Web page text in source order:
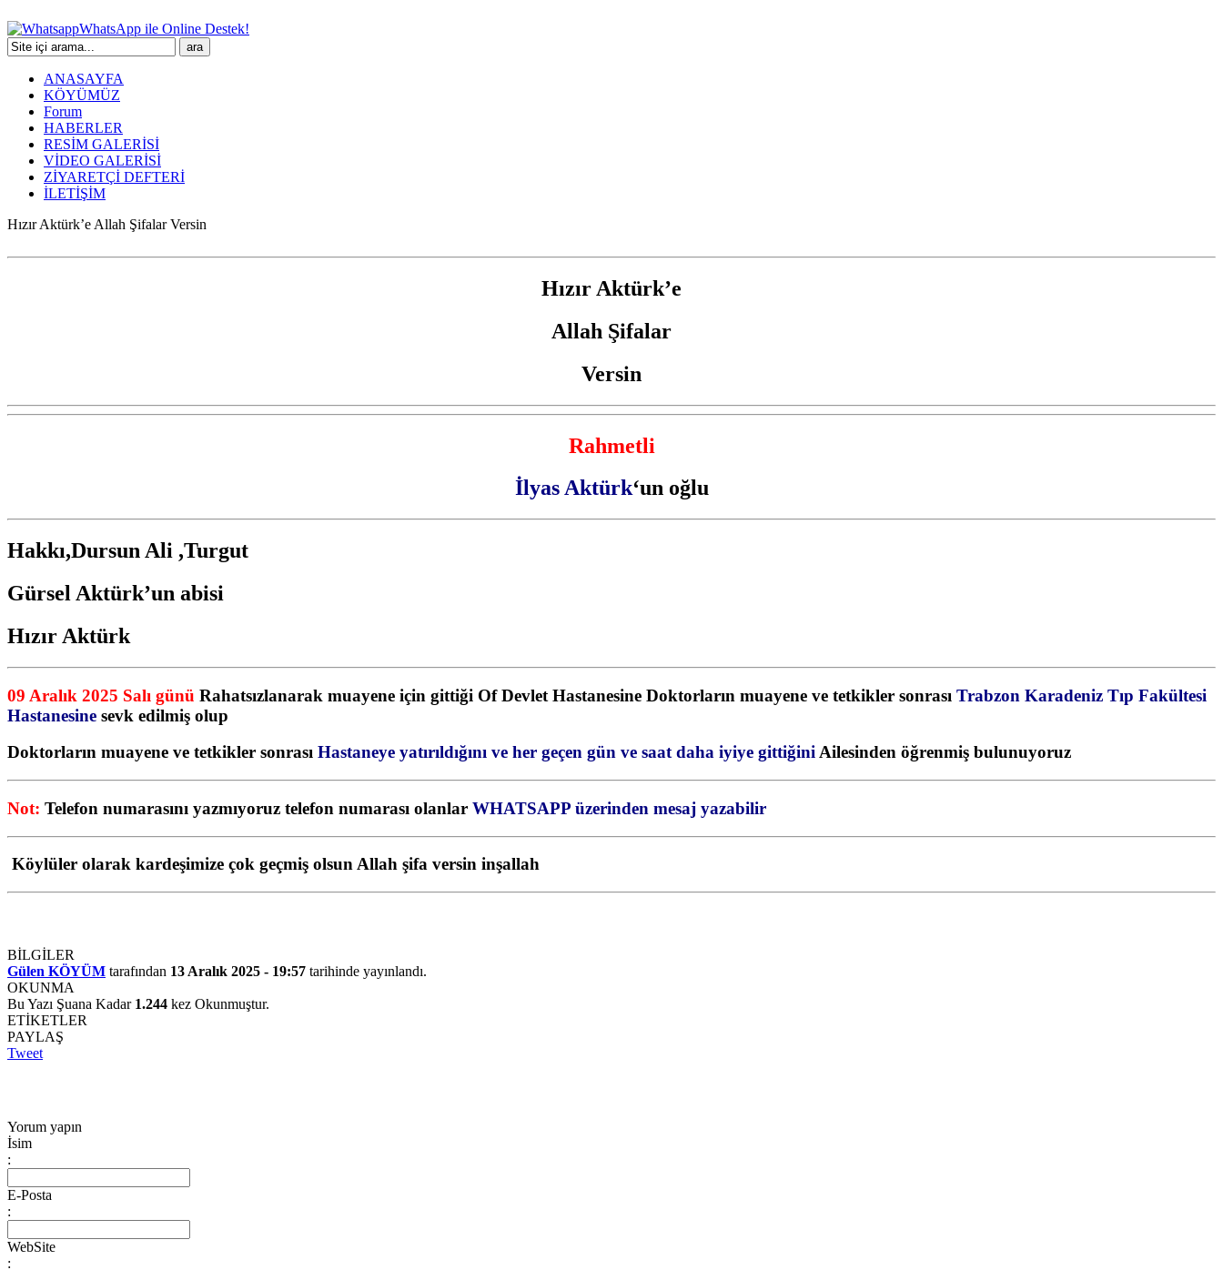
WhatsApp ile Online Destek!
ANASAYFA
KÖYÜMÜZ
Forum
HABERLER
RESİM GALERİSİ
VİDEO GALERİSİ
ZİYARETÇİ DEFTERİ
İLETİŞİM
Hızır Aktürk’e Allah Şifalar Versin
Hızır Aktürk’e
Allah Şifalar
Versin
Rahmetli
İlyas Aktürk‘un oğlu
Hakkı,Dursun Ali ,Turgut
Gürsel Aktürk’un abisi
Hızır Aktürk
09 Aralık 2025 Salı günü Rahatsızlanarak muayene için gittiği Of Devlet Hastanesine Doktorların muayene ve tetkikler sonrası Trabzon Karadeniz Tıp Fakültesi
Hastanesine sevk edilmiş olup
Doktorların muayene ve tetkikler sonrası Hastaneye yatırıldığını ve her geçen gün ve saat daha iyiye gittiğiniAilesinden öğrenmiş bulunuyoruz
Not: Telefon numarasını yazmıyoruz telefon numarası olanlar WHATSAPP üzerinden mesaj yazabilir
Köylüler olarak kardeşimize çok geçmiş olsun Allah şifa versin inşallah
BİLGİLER
Gülen KÖYÜM tarafından 13 Aralık 2025 - 19:57 tarihinde yayınlandı.
OKUNMA
Bu Yazı Şuana Kadar 1.244 kez Okunmuştur.
ETİKETLER
PAYLAŞ
Tweet
Yorum yapın
İsim
:
E-Posta
:
WebSite
: